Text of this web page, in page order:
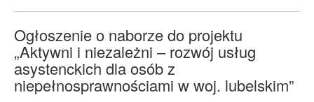
Ogłoszenie o naborze do projektu
„Aktywni i niezależni – rozwój usług
asystenckich dla osób z
niepełnosprawnościami w woj. lubelskim”